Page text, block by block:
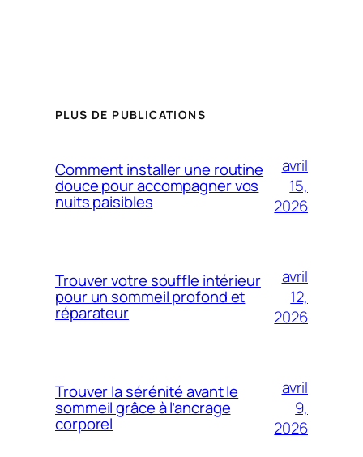
PLUS DE PUBLICATIONS
Comment installer une routine
douce pour accompagner vos
nuits paisibles
avril
15,
2026
Trouver votre souffle intérieur
pour un sommeil profond et
réparateur
avril
12,
2026
Trouver la sérénité avant le
sommeil grâce à l’ancrage
corporel
avril
9,
2026